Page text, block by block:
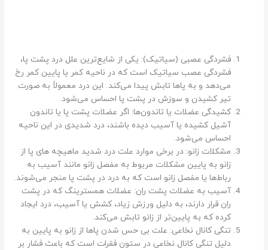
فشردگی عصبی (سیاتیک): یکی از شایع‌ترین علل درد پشت پا،
فشردگی عصب سیاتیک است که در ناحیه کمر یا پایین کمر رخ
می‌دهد و به پاها تابش پیدا می‌کند. این درد معمولاً به صورت
تیر کشیدن و سوزش در پشت پا احساس می‌شود.
کشیدگی عضلات یا تاندون‌ها: اگر عضلات پشت پا یا تاندون
آشیل کشیده یا آسیب دیده باشند، درد شدیدی در این ناحیه
احساس می‌شود.
مشکلات زانو: در برخی موارد علت درد شدید ماهیچه های پا از
زانو به پایین مشکلات مربوط به مفصل زانو مانند آسیب به
رباط‌ها یا مفصل زانو است که به درد در پشت پا منجر می‌شوند.
آسیب به عضلات پشت ران: عضلات همسترینگ که در پشت
ران قرار دارند، به دلیل ورزش زیاد، کشش یا آسیب، درد ایجاد
کرده که به پایین‌تر از زانو تابش می‌کند.
تنگی کانال نخاعی: علت بی حس شدن پاها از زانو به پایین به
دلیل تنگی کانال نخاعی در ستون فقرات است که باعث فشار بر